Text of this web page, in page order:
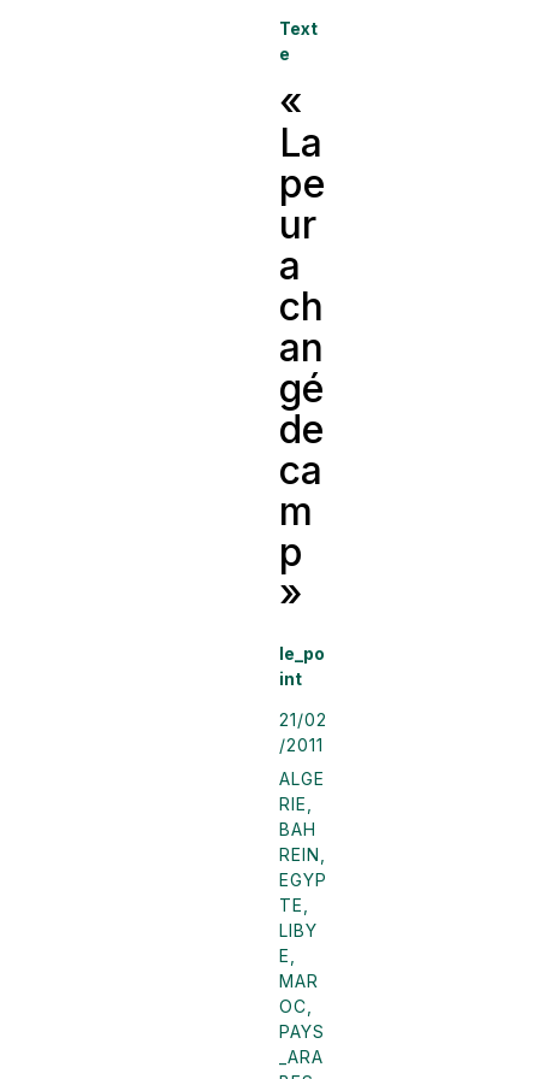
Text
e
«
La
pe
ur
a
ch
an
gé
de
ca
m
p
»
le_po
int
21/02
/2011
ALGE
RIE
BAH
REIN
EGYP
TE
LIBY
E
MAR
OC
PAYS
_ARA